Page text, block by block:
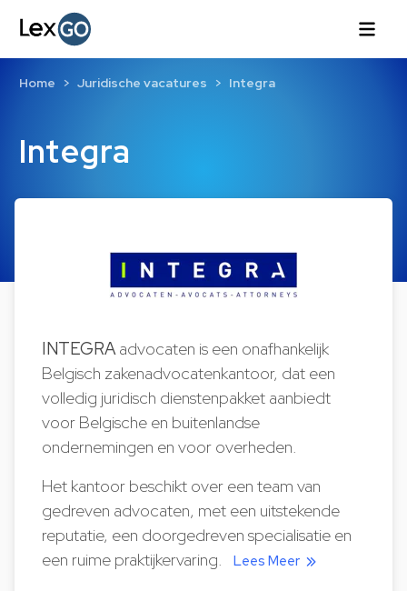
Integra
Home Juridische vacatures Integra
INTEGRAadvocaten is een onafhankelijk
Belgisch zakenadvocatenkantoor, dat een
volledig juridisch dienstenpakket aanbiedt
voor Belgische en buitenlandse
ondernemingen en voor overheden.
Het kantoor beschikt over een team van
gedreven advocaten, met een uitstekende
reputatie, een doorgedreven specialisatie en
een ruime praktijkervaring.Lees Meer